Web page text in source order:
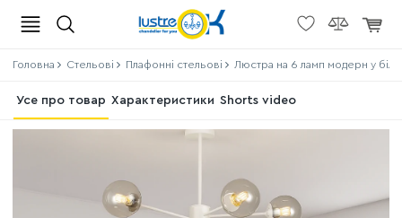
Головна Стельові Плафонні стельові Люстра на 6 ламп модерн у
Усе про товар Характеристики Shorts video